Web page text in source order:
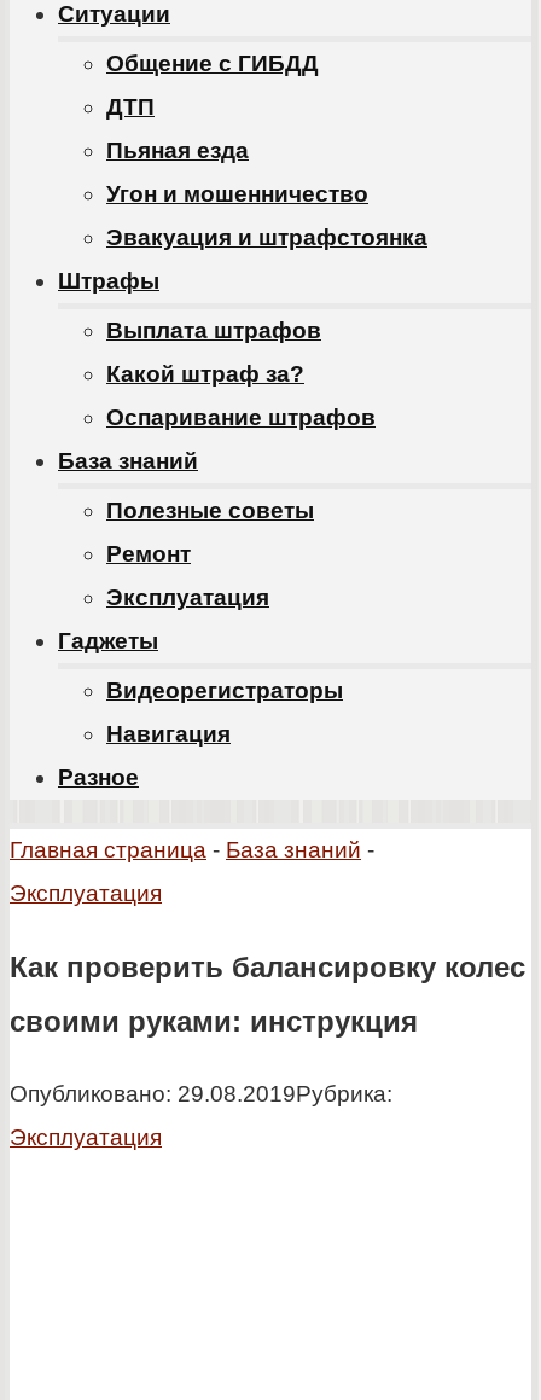
Ситуации
Общение с ГИБДД
ДТП
Пьяная езда
Угон и мошенничество
Эвакуация и штрафстоянка
Штрафы
Выплата штрафов
Какой штраф за?
Оспаривание штрафов
База знаний
Полезные советы
Ремонт
Эксплуатация
Гаджеты
Видеорегистраторы
Навигация
Разное
Главная страница - База знаний -
Эксплуатация
Как проверить балансировку колес
своими руками: инструкция
Опубликовано: 29.08.2019Рубрика:
Эксплуатация